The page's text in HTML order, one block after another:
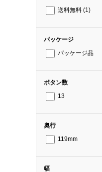
送料無料 (1)
パッケージ
パッケージ品
ボタン数
13
奥行
119mm
幅